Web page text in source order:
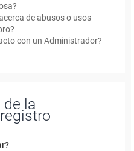
de abusos o usos
con un Administrador?
la